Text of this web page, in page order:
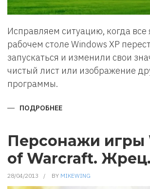
Исправляем ситуацию, когда
рабочем столе Windows XP
запускаться и изменили свои
чистый лист или изображение
программы.
ПОДРОБНЕЕ
XP
Персонажи игры
of Warcraft. Жрец.
28/04/2013 BY MIKEWING